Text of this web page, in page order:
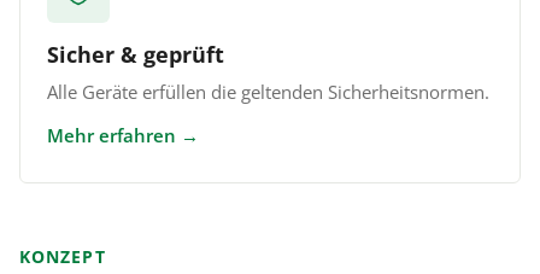
Sicher & geprüft
Alle Geräte erfüllen die geltenden Sicherheitsnormen.
Mehr erfahren
KONZEPT